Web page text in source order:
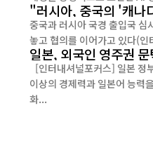
"러시아, 중국의 '캐나
중국과 러시아 국경 출입국 심
일본, 외국인 영주권
[인터내셔널포커스] 일본 정
이상의 경제력과 일본어 능력
화...